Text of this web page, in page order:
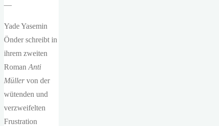
—
Yade Yasemin
Önder schreibt in
ihrem zweiten
Roman Anti
Müllervon der
wütenden und
verzweifelten
Frustration